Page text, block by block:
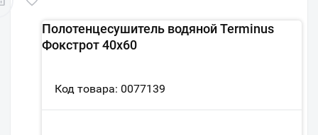
Полотенцесушитель водяной Terminus
Фокстрот 40х60
Код товара: 0077139